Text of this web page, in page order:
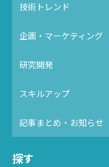
技術トレンド
企画・マーケティング
研究開発
スキルアップ
記事まとめ・お知らせ
探す